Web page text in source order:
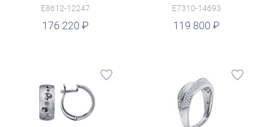
E8612-12247
176 220
E7310-14693
119 800
руб.